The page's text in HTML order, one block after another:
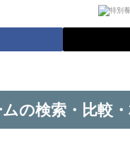
の検索・比較